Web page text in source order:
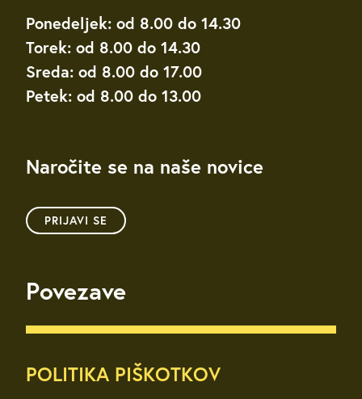
Ponedeljek: od 8.00 do 14.30
Torek: od 8.00 do 14.30
Sreda: od 8.00 do 17.00
Petek: od 8.00 do 13.00
Naročite se na naše novice
PRIJAVI SE
Povezave
POLITIKA PIŠKOTKOV